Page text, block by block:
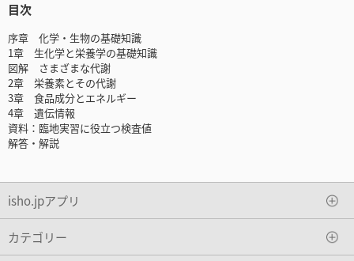
目次
序章 化学・生物の基礎知識
1章 生化学と栄養学の基礎知識
図解 さまざまな代謝
2章 栄養素とその代謝
3章 食品成分とエネルギー
4章 遺伝情報
資料：臨地実習に役立つ検査値
解答・解説
isho.jpアプリ
カテゴリー